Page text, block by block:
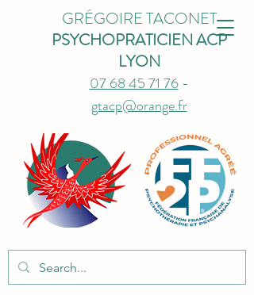
GRÉGOIRE TACONET
PSYCHOPRATICIEN ACP
LYON
07 68 45 71 76-
gtacp@orange.fr